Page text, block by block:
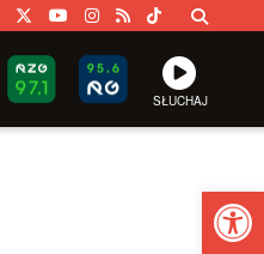
SŁUCHAJ